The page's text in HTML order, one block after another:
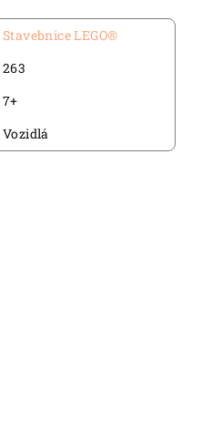
Stavebnice LEGO®
263
7+
Vozidlá